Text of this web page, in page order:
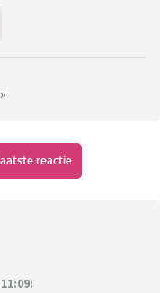
liedje, of een
Je mag uitleggen
de tekst met je doet,
»
reactie